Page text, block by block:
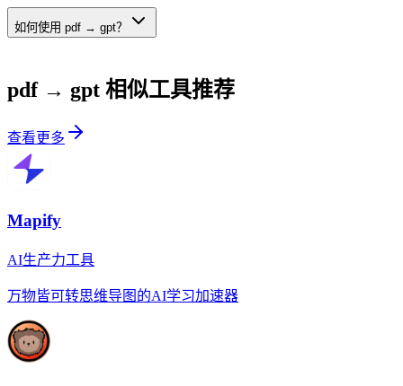
如何使用 pdf → gpt？
pdf → gpt 相似工具推荐
查看更多
Mapify
AI生产力工具
万物皆可转思维导图的AI学习加速器